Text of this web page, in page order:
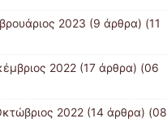
2023 (9 άρθρα) (11
2022(17 άρθρα) (06
2022(14 άρθρα) (08